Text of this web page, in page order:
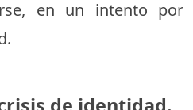
en un intento por